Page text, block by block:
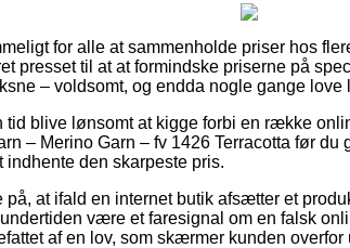
for alle at sammenholde priser hos
presset til at at formindske priserne på
– voldsomt, og endda nogle gange love
tid blive lønsomt at kigge forbi en række
– Merino Garn – fv 1426 Terracotta før
indhente den skarpeste pris.
på, at ifald en internet butik afsætter et
være et faresignal om en falsk
af en lov, som skærmer kunden